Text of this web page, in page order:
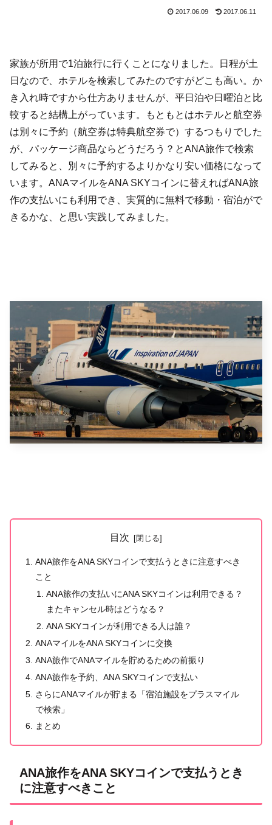
2017.06.09 2017.06.11
家族が所用で1泊旅行に行くことになりました。日程が土
日なので、ホテルを検索してみたのですがどこも高い。か
き入れ時ですから仕方ありませんが、平日泊や日曜泊と比
較すると結構上がっています。もともとはホテルと航空券
は別々に予約（航空券は特典航空券で）するつもりでした
が、パッケージ商品ならどうだろう？とANA旅作で検索
してみると、別々に予約するよりかなり安い価格になって
います。ANAマイルをANA SKYコインに替えればANA旅
作の支払いにも利用でき、実質的に無料で移動・宿泊がで
きるかな、と思い実践してみました。
目次
ANA旅作をANA SKYコインで支払うときに注意すべき
こと
ANA旅作の支払いにANA SKYコインは利用できる？
またキャンセル時はどうなる？
ANA SKYコインが利用できる人は誰？
ANAマイルをANA SKYコインに交換
ANA旅作でANAマイルを貯めるための前振り
ANA旅作を予約、ANA SKYコインで支払い
さらにANAマイルが貯まる「宿泊施設をプラスマイル
で検索」
まとめ
ANA旅作をANA SKYコインで支払うとき
に注意すべきこと